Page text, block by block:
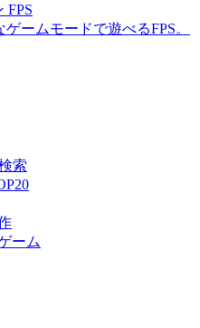
FPS
ームモードで遊べるFPS。
索
ーム